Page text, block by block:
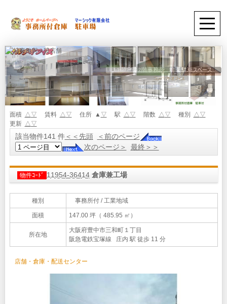
面積 △▽ 賃料 △▽ 住所 ▲ ▽ 駅 △▽ 階数 △▽ 種別 △▽
更新 △▽
該当物件141 件＜＜先頭
＜前のページ
次のページ＞
最終＞＞
物件ｺｰﾄﾞ 11954-36414 倉庫兼工場
種別 事務所付 / 工業地域
面積 147.00 坪（ 485.95 ㎡）
所在地
大阪府豊中市三和町１丁目
阪急電鉄宝塚線 庄内 駅 徒歩 11 分
店舗・倉庫・配送センター